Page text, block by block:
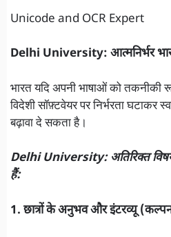
Unicode and OCR Expert
Delhi University: आत्मनिर्भर
भारत यदि अपनी भाषाओं को तकनीकी
विदेशी सॉफ़्टवेयर पर निर्भरता
बढ़ावा दे सकता है।
Delhi University: अतिरिक्त
हैं:
1. छात्रों के अनुभव और इंटरव्यू